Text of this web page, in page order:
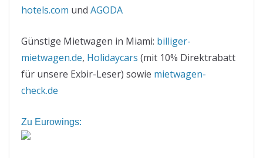
hotels.com und AGODA
Günstige Mietwagen in Miami: billiger-
mietwagen.de, Holidaycars (mit 10% Direktrabatt
für unsere Exbir-Leser) sowie mietwagen-
check.de
Zu Eurowings: